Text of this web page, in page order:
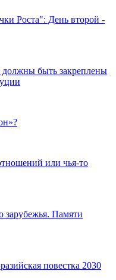
Роста": День второй -
быть закреплены
или чья-то
зарубежья. Памяти
повестка 2030